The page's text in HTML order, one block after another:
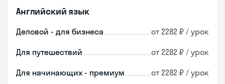
Английский язык
Деловой - для бизнеса от 2282 ₽ / урок
Для путешествий от 2282 ₽ / урок
Для начинающих - премиум от 2282 ₽ / урок